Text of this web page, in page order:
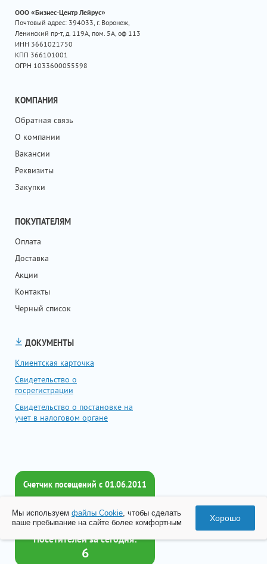
ООО «Бизнес-Центр Лейрус»
Почтовый адрес: 394033, г. Воронеж,
Ленинский пр-т, д. 119А, пом. 5А, оф 113
ИНН 3661021750
КПП 366101001
ОГРН 1033600055598
КОМПАНИЯ
Обратная связь
О компании
Вакансии
Реквизиты
Закупки
ПОКУПАТЕЛЯМ
Оплата
Доставка
Акции
Контакты
Черный список
ДОКУМЕНТЫ
Клиентская карточка
Свидетельство о
госрегистрации
Свидетельство о постановке на
учет в налоговом органе
Счетчик посещений c 01.06.2011
Всего посетителей:
2017874
Посетителей за сегодня:
6
Мы используем файлы Cookie, чтобы сделать
ваше пребывание на сайте более комфортным
Хорошо